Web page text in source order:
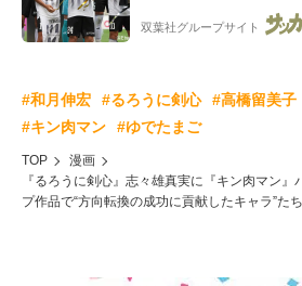
めての秋春制」の大激
双葉社グループサイト
#和月伸宏 #るろうに剣心 #高橋留美子
#キン肉マン
#ゆでたまご
TOP
漫画
『るろうに剣心』志々雄真実に『キン肉マン
プ作品で“方向転換の成功に貢献したキャラ”たち